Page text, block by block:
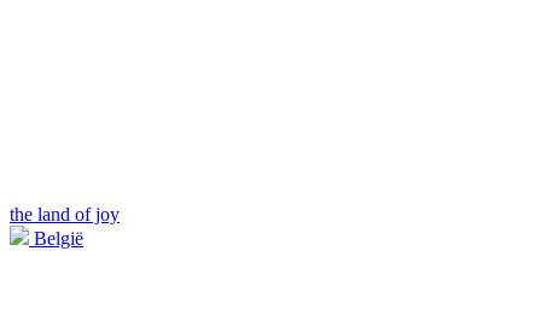
the land of joy
België